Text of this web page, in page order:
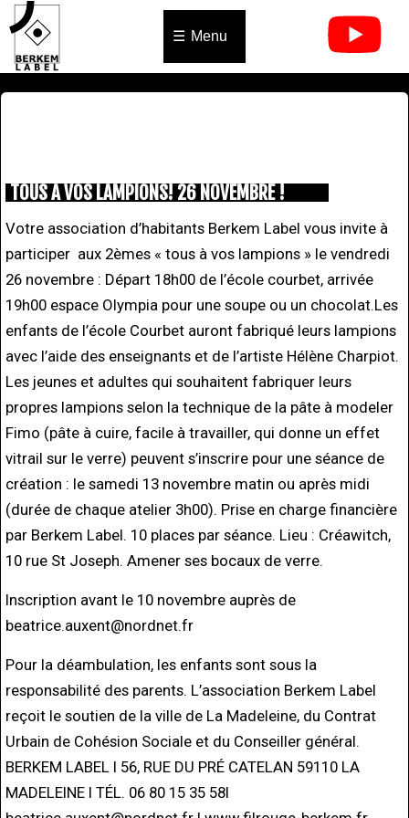
Menu
TOUS A VOS LAMPIONS! 26 NOVEMBRE !
Votre association d’habitants Berkem Label vous invite à
participer aux 2èmes « tous à vos lampions » le vendredi
26 novembre : Départ 18h00 de l’école courbet, arrivée
19h00 espace Olympia pour une soupe ou un chocolat.Les
enfants de l’école Courbet auront fabriqué leurs lampions
avec l’aide des enseignants et de l’artiste Hélène Charpiot.
Les jeunes et adultes qui souhaitent fabriquer leurs
propres lampions selon la technique de la pâte à modeler
Fimo (pâte à cuire, facile à travailler, qui donne un effet
vitrail sur le verre) peuvent s’inscrire pour une séance de
création : le samedi 13 novembre matin ou après midi
(durée de chaque atelier 3h00). Prise en charge financière
par Berkem Label. 10 places par séance. Lieu : Créawitch,
10 rue St Joseph. Amener ses bocaux de verre.
Inscription avant le 10 novembre auprès de
beatrice.auxent@nordnet.fr
Pour la déambulation, les enfants sont sous la
responsabilité des parents. L’association Berkem Label
reçoit le soutien de la ville de La Madeleine, du Contrat
Urbain de Cohésion Sociale et du Conseiller général.
BERKEM LABEL l 56, RUE DU PRÉ CATELAN 59110 LA
MADELEINE l TÉL. 06 80 15 35 58l